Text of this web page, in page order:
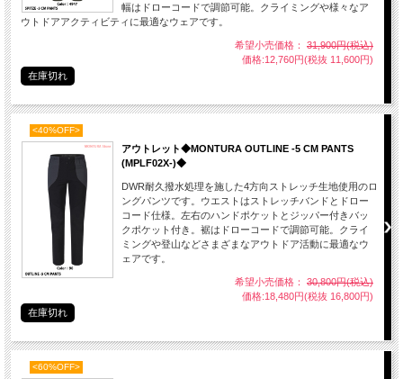
幅はドローコードで調節可能。クライミングや様々なア
ウトドアアクティビティに最適なウェアです。
希望小売価格： 31,900円(税込)
価格:12,760円(税抜 11,600円)
在庫切れ
<40%OFF>
アウトレット◆MONTURA OUTLINE -5 CM PANTS
(MPLF02X-)◆
DWR耐久撥水処理を施した4方向ストレッチ生地使用のロ
ングパンツです。ウエストはストレッチバンドとドロー
コード仕様。左右のハンドポケットとジッパー付きバッ
クポケット付き。裾はドローコードで調節可能。クライ
ミングや登山などさまざまなアウトドア活動に最適なウ
ェアです。
希望小売価格： 30,800円(税込)
価格:18,480円(税抜 16,800円)
在庫切れ
<60%OFF>